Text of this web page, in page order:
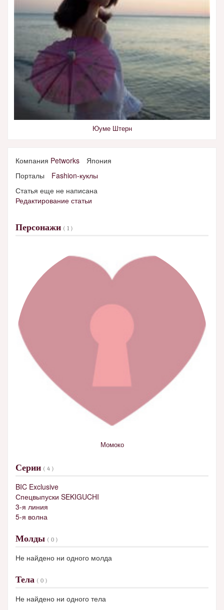
Юуме Штерн
Компания Petworks
Япония
Порталы
Fashion-куклы
Статья еще не написана
Редактирование статьи
Персонажи ( 1 )
Момоко
Серии ( 4 )
BIC Exclusive
Спецвыпуски SEKIGUCHI
3-я линия
5-я волна
Молды ( 0 )
Не найдено ни одного молда
Тела ( 0 )
Не найдено ни одного тела